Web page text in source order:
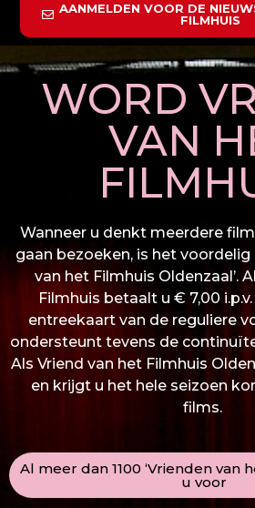
AANMELDEN VOOR DE
FILMHUIS
WORD
VAN
Wanneer u denkt meerdere
gaan bezoeken, is het voordelig
van het Filmhuis Oldenzaal’.
Filmhuis betaalt u € 7,00
entreekaart van de reguliere
ondersteunt tevens de
Als Vriend van het Filmhuis
en krijgt u het hele seizoen
films.
Al meer dan 1100 ‘Vrienden van
u voor